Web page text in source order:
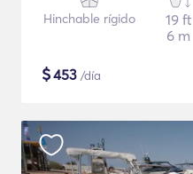
Hinchable rígido
19 ft
6 m
$453 /día